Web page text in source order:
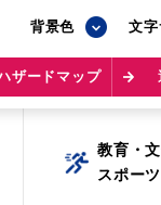
背景色 文
ザードマップ
背景色 文
ザードマップ
教育・文
スポーツ
教育・文
スポーツ